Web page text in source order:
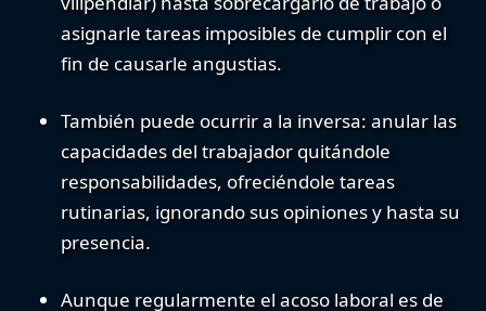
asignarle tareas imposibles de cumplir con el
fin de causarle angustias.
También puede ocurrir a la inversa: anular las
capacidades del trabajador quitándole
responsabilidades, ofreciéndole tareas
rutinarias, ignorando sus opiniones y hasta su
presencia.
Aunque regularmente el acoso laboral es de